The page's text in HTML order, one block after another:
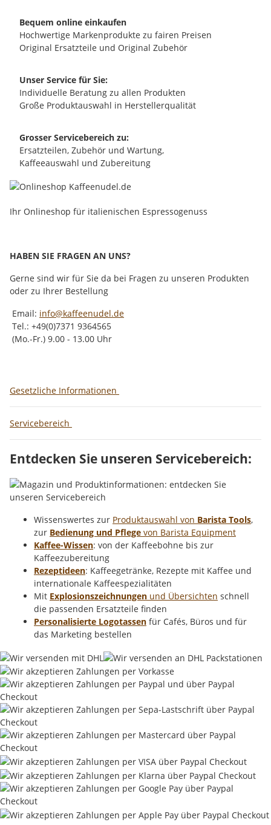
Bequem online einkaufen
Hochwertige Markenprodukte zu fairen Preisen
Original Ersatzteile und Original Zubehör
Unser Service für Sie:
Individuelle Beratung zu allen Produkten
Große Produktauswahl in Herstellerqualität
Grosser Servicebereich zu:
Ersatzteilen, Zubehör und Wartung,
Kaffeeauswahl und Zubereitung
Ihr Onlineshop für italienischen Espressogenuss
HABEN SIE FRAGEN AN UNS?
Gerne sind wir für Sie da bei Fragen zu unseren Produkten
oder zu Ihrer Bestellung
Email: info@kaffeenudel.de
Tel.: +49(0)7371 9364565
(Mo.-Fr.) 9.00 - 13.00 Uhr
Gesetzliche Informationen
Servicebereich
Entdecken Sie unseren Servicebereich:
Wissenswertes zur Produktauswahl von Barista Tools,
zur Bedienung und Pflege von Barista Equipment
Kaffee-Wissen: von der Kaffeebohne bis zur
Kaffeezubereitung
Rezeptideen: Kaffeegetränke, Rezepte mit Kaffee und
internationale Kaffeespezialitäten
Mit Explosionszeichnungen und Übersichten schnell
die passenden Ersatzteile finden
Personalisierte Logotassen für Cafés, Büros und für
das Marketing bestellen